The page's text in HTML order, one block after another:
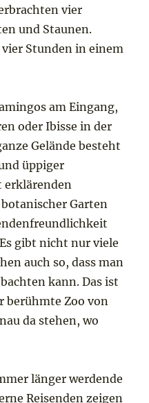
vier
und Staunen.
Stunden in einem
am Eingang,
oder Ibisse in der
Gelände besteht
üppiger
Garten
gibt nicht nur viele
auch so, dass man
kann. Das ist
berühmte Zoo von
da stehen, wo
länger werdende
Reisenden zeigen